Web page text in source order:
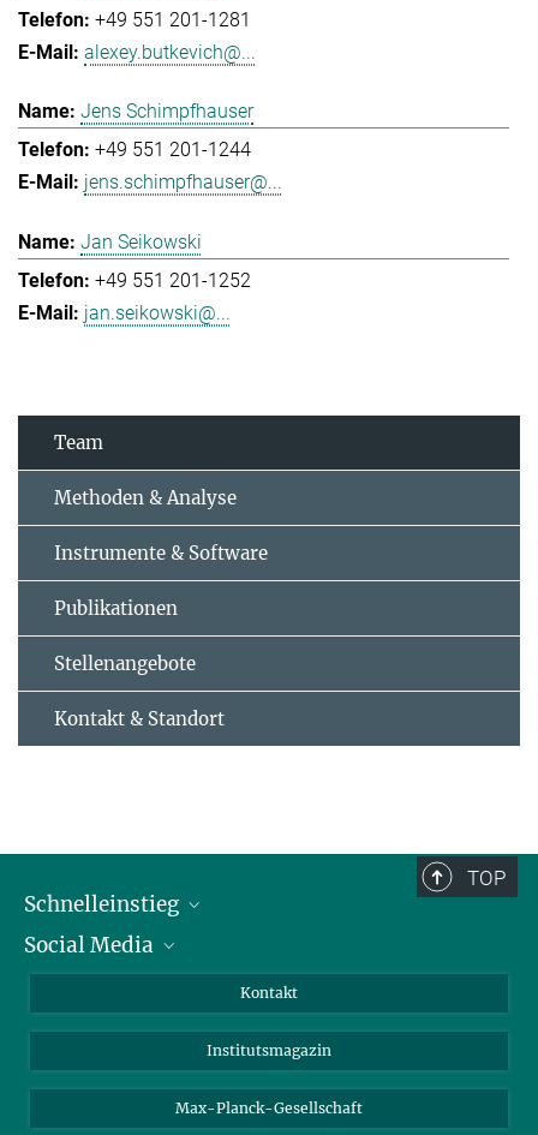
+49 551 201-1281
alexey.butkevich@...
Jens Schimpfhauser
+49 551 201-1244
jens.schimpfhauser@...
Jan Seikowski
+49 551 201-1252
jan.seikowski@...
Team
Methoden & Analyse
Instrumente & Software
Publikationen
Stellenangebote
Kontakt & Standort
TOP
Schnelleinstieg
Alumni
Social Media
Facebook
Kontakt
Institutsmagazin
Max-Planck-Gesellschaft